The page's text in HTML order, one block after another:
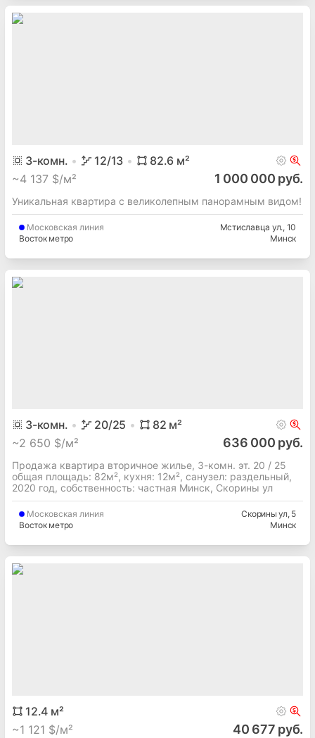
3-комн. 12/13 82.6 м²
~4 137 $/м² 1 000 000 руб.
Уникальная квартира с великолепным панорамным видом!
Московская линия
Восток метро
Мстиславца ул., 10
Минск
3-комн. 20/25 82 м²
~2 650 $/м² 636 000 руб.
Продажа квартира вторичное жилье, 3-комн. эт. 20 / 25
общая площадь: 82м², кухня: 12м², cанузел: раздельный,
2020 год, собственность: частная Минск, Скорины ул
Московская линия
Восток метро
Скорины ул, 5
Минск
12.4 м²
~1 121 $/м² 40 677 руб.